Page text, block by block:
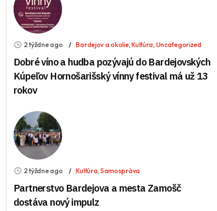
2 týždne ago Bardejov a okolie,Kultúra, Uncategorized
Dobré víno a hudba pozývajú do Bardejovských
Kúpeľov Hornošarišský vínny festival má už 13
rokov
2 týždne ago Kultúra,Samospráva
Partnerstvo Bardejova a mesta Zamošč
dostáva nový impulz